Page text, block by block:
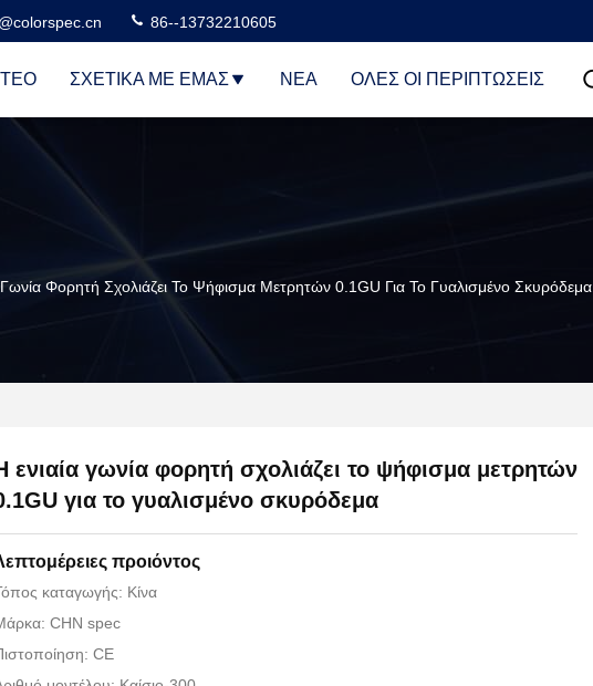
86--13732210605
ΣΧΕΤΙΚΆ ΜΕ ΕΜΆΣ ΝΈΑ ΌΛΕΣ ΟΙ ΠΕΡΙΠΤΏΣΕΙΣ
Γωνία Φορητή Σχολιάζει Το Ψήφισμα Μετρητών 0.1GU Για Το Γυαλισμένο Σκυρόδεμα
ενιαία γωνία φορητή σχολιάζει το ψήφισμα μετρητών
για το γυαλισμένο σκυρόδεμα
προιόντος
καταγωγής: Κίνα
CHN spec
CE